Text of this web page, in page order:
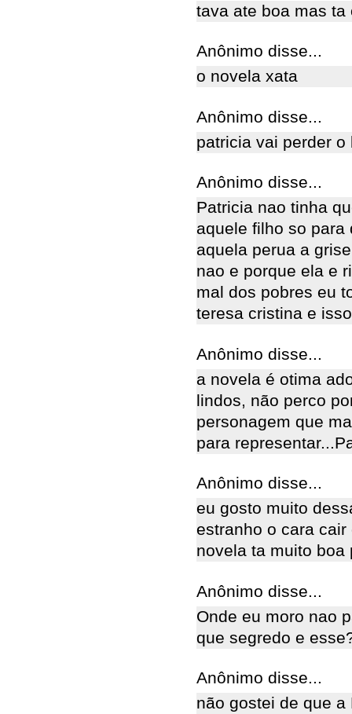
tava ate boa mas
Anônimo disse...
o novela xata
Anônimo disse...
patricia vai perder
Anônimo disse...
Patricia nao tinha
aquele filho so para
aquela perua a
nao e porque ela e
mal dos pobres eu
teresa cristina e
Anônimo disse...
a novela é otima
lindos, não perco
personagem que
para
Anônimo disse...
eu gosto muito
estranho o cara
novela ta muito boa
Anônimo disse...
Onde eu moro nao
que segredo e
Anônimo disse...
não gostei de que